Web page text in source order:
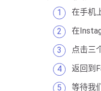
在手机
在
点击三
返回到
等待我